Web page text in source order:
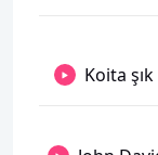
Koita